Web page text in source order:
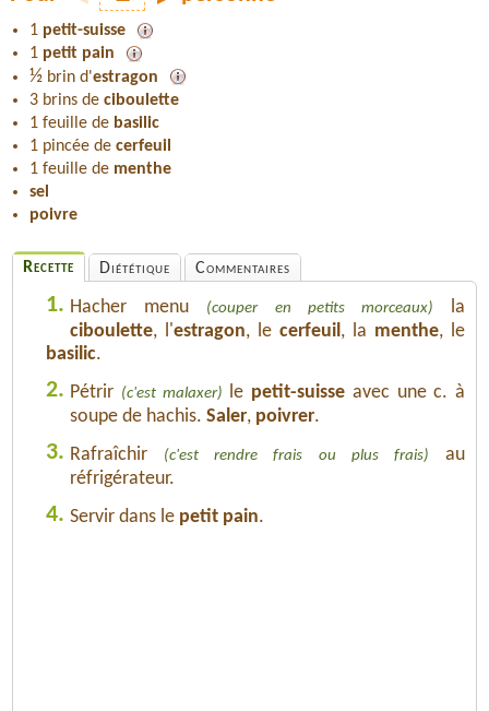
1 petit-suisse
1 petit pain
½ brin d'estragon
3 brins de ciboulette
1 feuille de basilic
1 pincée de cerfeuil
1 feuille de menthe
sel
poivre
Recette Diététique Commentaires
1. Hacher menu (couper en petits morceaux)
la
ciboulette, l'estragon, le cerfeuil , la menthe, le
basilic.
2. Pétrir (c'est malaxer) le petit-suisse avec une c. à
soupe de hachis. Saler, poivrer.
3. Rafraîchir (c'est rendre frais ou plus frais)
au
réfrigérateur.
4. Servir dans le petit pain.